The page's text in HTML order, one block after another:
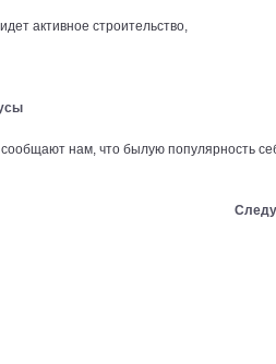
активное строительство,
нам, что былую популярность